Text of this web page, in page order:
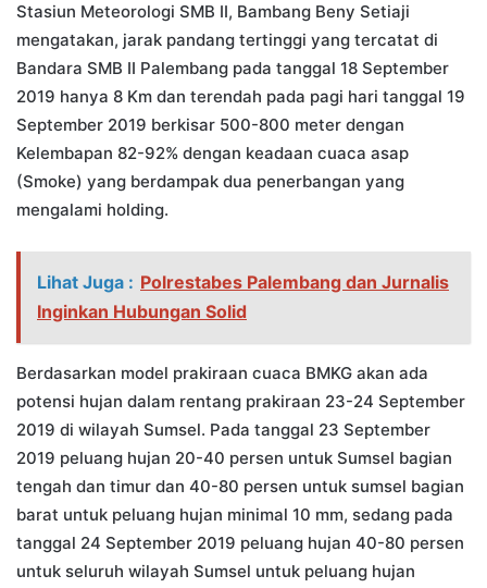
Stasiun Meteorologi SMB II, Bambang Beny Setiaji
mengatakan, jarak pandang tertinggi yang tercatat di
Bandara SMB II Palembang pada tanggal 18 September
2019 hanya 8 Km dan terendah pada pagi hari tanggal 19
September 2019 berkisar 500-800 meter dengan
Kelembapan 82-92% dengan keadaan cuaca asap
(Smoke) yang berdampak dua penerbangan yang
mengalami holding.
Lihat Juga : Polrestabes Palembang dan Jurnalis
Inginkan Hubungan Solid
Berdasarkan model prakiraan cuaca BMKG akan ada
potensi hujan dalam rentang prakiraan 23-24 September
2019 di wilayah Sumsel. Pada tanggal 23 September
2019 peluang hujan 20-40 persen untuk Sumsel bagian
tengah dan timur dan 40-80 persen untuk sumsel bagian
barat untuk peluang hujan minimal 10 mm, sedang pada
tanggal 24 September 2019 peluang hujan 40-80 persen
untuk seluruh wilayah Sumsel untuk peluang hujan